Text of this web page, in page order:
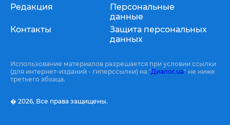
Редакция
Контакты
Персональные
данные
Защита персональных
данных
Использование материалов разрешается при условии ссылки
(для интернет-изданий - гиперссылки) на "Диалог.ua" не ниже
третьего абзаца.
� 2026, Все права защищены.